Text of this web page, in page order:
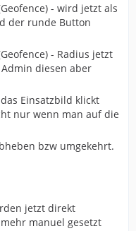
- wird jetzt als
der runde Button
- Radius jetzt
diesen aber
Einsatzbild klickt
nur wenn man auf die
bzw umgekehrt.
jetzt direkt
manuel gesetzt